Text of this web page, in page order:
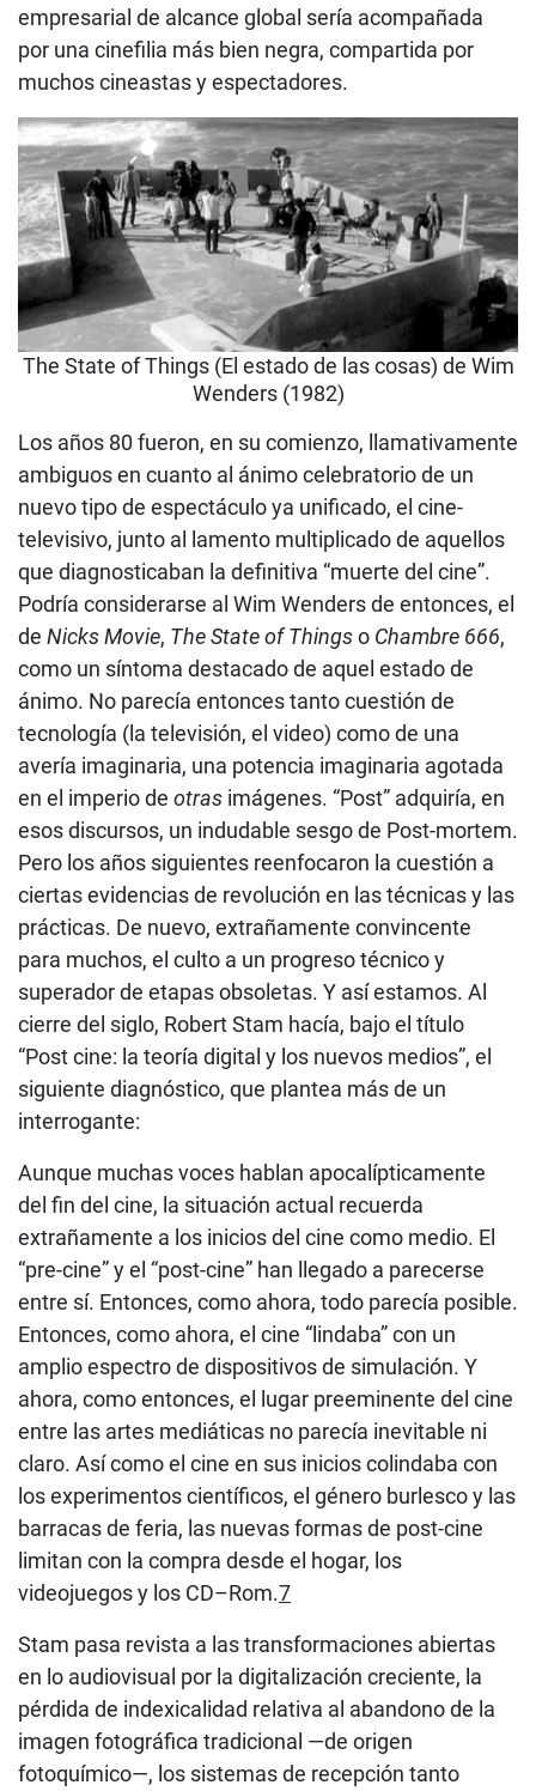
empresarial de alcance global sería acompañada
por una cinefilia más bien negra, compartida por
muchos cineastas y espectadores.
The State of Things (El estado de las cosas) de Wim
Wenders (1982)
Los años 80 fueron, en su comienzo, llamativamente
ambiguos en cuanto al ánimo celebratorio de un
nuevo tipo de espectáculo ya unificado, el cine-
televisivo, junto al lamento multiplicado de aquellos
que diagnosticaban la definitiva “muerte del cine”.
Podría considerarse al Wim Wenders de entonces, el
de Nicks Movie, The State of Thingso Chambre 666,
como un síntoma destacado de aquel estado de
ánimo. No parecía entonces tanto cuestión de
tecnología (la televisión, el video) como de una
avería imaginaria, una potencia imaginaria agotada
en el imperio de otras imágenes. “Post” adquiría, en
esos discursos, un indudable sesgo de Post-mortem.
Pero los años siguientes reenfocaron la cuestión a
ciertas evidencias de revolución en las técnicas y las
prácticas. De nuevo, extrañamente convincente
para muchos, el culto a un progreso técnico y
superador de etapas obsoletas. Y así estamos. Al
cierre del siglo, Robert Stam hacía, bajo el título
“Post cine: la teoría digital y los nuevos medios”, el
siguiente diagnóstico, que plantea más de un
interrogante:
Aunque muchas voces hablan apocalípticamente
del fin del cine, la situación actual recuerda
extrañamente a los inicios del cine como medio. El
“pre-cine” y el “post-cine” han llegado a parecerse
entre sí. Entonces, como ahora, todo parecía posible.
Entonces, como ahora, el cine “lindaba” con un
amplio espectro de dispositivos de simulación. Y
ahora, como entonces, el lugar preeminente del cine
entre las artes mediáticas no parecía inevitable ni
claro. Así como el cine en sus inicios colindaba con
los experimentos científicos, el género burlesco y las
barracas de feria, las nuevas formas de post-cine
limitan con la compra desde el hogar, los
videojuegos y los CD–Rom.7
Stam pasa revista a las transformaciones abiertas
en lo audiovisual por la digitalización creciente, la
pérdida de indexicalidad relativa al abandono de la
imagen fotográfica tradicional —de origen
fotoquímico—, los sistemas de recepción tanto